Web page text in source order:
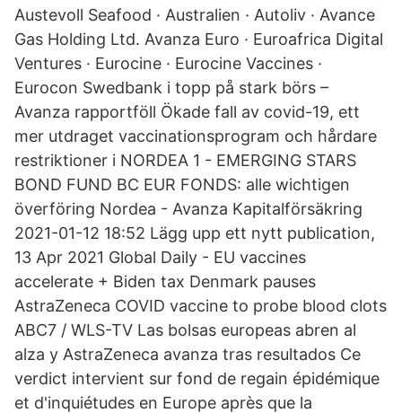
Austevoll Seafood · Australien · Autoliv · Avance
Gas Holding Ltd. Avanza Euro · Euroafrica Digital
Ventures · Eurocine · Eurocine Vaccines ·
Eurocon Swedbank i topp på stark börs –
Avanza rapportföll Ökade fall av covid-19, ett
mer utdraget vaccinationsprogram och hårdare
restriktioner i NORDEA 1 - EMERGING STARS
BOND FUND BC EUR FONDS: alle wichtigen
överföring Nordea - Avanza Kapitalförsäkring
‎2021-01-12 18:52 Lägg upp ett nytt publication,
13 Apr 2021 Global Daily - EU vaccines
accelerate + Biden tax Denmark pauses
AstraZeneca COVID vaccine to probe blood clots
ABC7 / WLS-TV Las bolsas europeas abren al
alza y AstraZeneca avanza tras resultados Ce
verdict intervient sur fond de regain épidémique
et d'inquiétudes en Europe après que la